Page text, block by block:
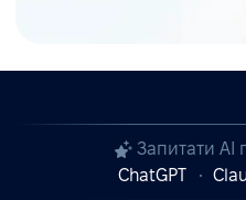
Запитати AI
ChatGPT